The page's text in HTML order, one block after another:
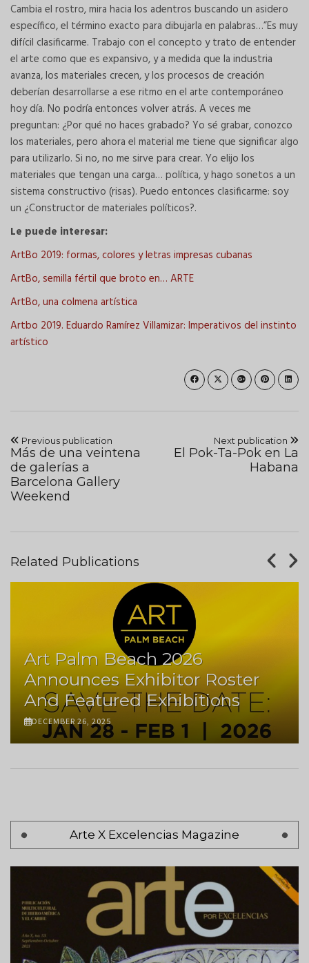
Cambia el rostro, mira hacia los adentros buscando un asidero
específico, el término exacto para dibujarla en palabras…”Es muy
difícil clasificarme. Trabajo con el concepto y trato de entender
el arte como que es expansivo, y a medida que la industria
avanza, los materiales crecen, y los procesos de creación
deberían desarrollarse a ese ritmo en el arte contemporáneo
hoy día. No podría entonces volver atrás. A veces me
preguntan: ¿Por qué no haces grabado? Yo sé grabar, conozco
los materiales, pero ahora el material me tiene que significar algo
para utilizarlo. Si no, no me sirve para crear. Yo elijo los
materiales que tengan una carga… política, y hago sonetos a un
sistema constructivo (risas). Puedo entonces clasificarme: soy
un ¿Constructor de materiales políticos?.
Le puede interesar:
ArtBo 2019: formas, colores y letras impresas cubanas
ArtBo, semilla fértil que broto en… ARTE
ArtBo, una colmena artística
Artbo 2019. Eduardo Ramírez Villamizar: Imperativos del instinto
artístico
Previous publication
Más de una veintena
de galerías a
Barcelona Gallery
Weekend
Next publication
El Pok-Ta-Pok en La
Habana
Related Publications
Art Palm Beach 2026
Announces Exhibitor Roster
And Featured Exhibitions
DECEMBER 26, 2025
Arte X Excelencias Magazine
Pagination
page
Siguiente >